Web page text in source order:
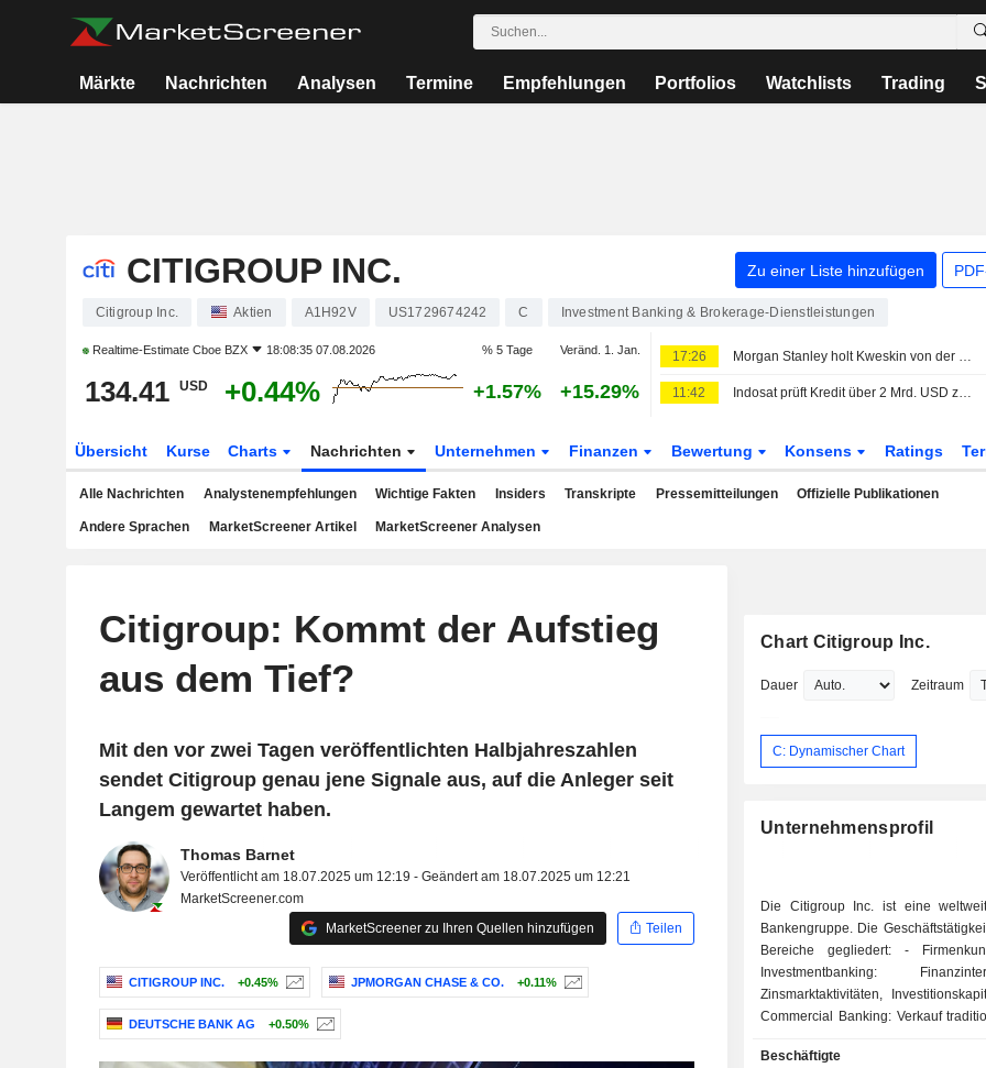
Märkte Nachrichten Analysen Termine Empfehlungen Portfolios Watchlists Trading
CITIGROUP INC. Zu einer Liste hinzufügen
Citigroup Inc. Aktien A1H92V US1729674242 C Investment Banking & Brokerage-Dienstleistungen
Realtime-Estimate Cboe BZX 18:08:35 07.08.2026 % 5 Tage Veränd. 1. Jan.
134.41 USD +0.44% +1.57% +15.29%
17:26 Morgan Stanley holt Kweskin von der BofA für diversifizierte Industrien
11:42 Indosat prüft Kredit über 2 Mrd. USD zur Chip-Finanzierung
Übersicht Kurse Charts Nachrichten Unternehmen Finanzen Bewertung Konsens Ratings
Alle Nachrichten Analystenempfehlungen Wichtige Fakten Insiders Transkripte Pressemitteilungen Offizielle Publikationen
Andere Sprachen MarketScreener Artikel MarketScreener Analysen
Citigroup: Kommt der Aufstieg
aus dem Tief?
Mit den vor zwei Tagen veröffentlichten Halbjahreszahlen
sendet Citigroup genau jene Signale aus, auf die Anleger seit
Langem gewartet haben.
Thomas Barnet
Veröffentlicht am 18.07.2025 um 12:19 - Geändert am 18.07.2025 um 12:21
MarketScreener.com
MarketScreener zu Ihren Quellen hinzufügen
Teilen
CITIGROUP INC. +0.45% JPMORGAN CHASE & CO. +0.11%
DEUTSCHE BANK AG +0.50%
Chart Citigroup Inc.
Dauer Zeitraum
C: Dynamischer Chart
Unternehmensprofil
Die Citigroup Inc. ist eine
Bankengruppe. Die
Bereiche gegliedert: - Firmenkunden- und
Investmentbanking:
Zinsmarktaktivitäten,
Commercial Banking: Verkauf
(Konsumentenkredite,
Beschäftigte